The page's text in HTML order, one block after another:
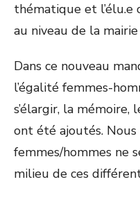
thématique et
au niveau de la
Dans ce nouveau
l’égalité femmes-
s’élargir, la
ont été ajoutés. Nous
femmes/hommes ne
milieu de ces